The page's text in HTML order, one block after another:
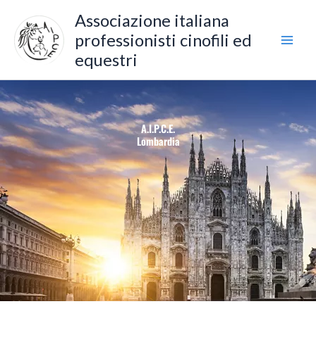
contenuto
Associazione italiana
professionisti cinofili ed
equestri
A.I.P.C.E.
Lombardia